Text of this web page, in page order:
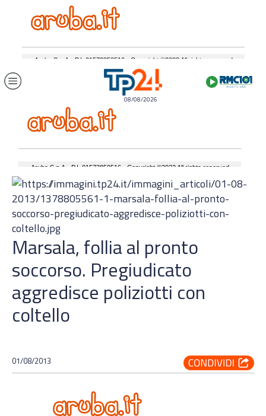
08/08/2026
Marsala, follia al pronto
soccorso. Pregiudicato
aggredisce poliziotti con
coltello
01/08/2013